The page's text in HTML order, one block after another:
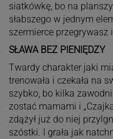
siatkówkę, bo na
słabszego w jednym
szermierce
SŁAWA BEZ PIENIĘDZY
Twardy charakter jaki
trenowała i czekała na
szybko, bo kilka
zostać mamami i
zdążył już do niej
szóstki. I grała jak